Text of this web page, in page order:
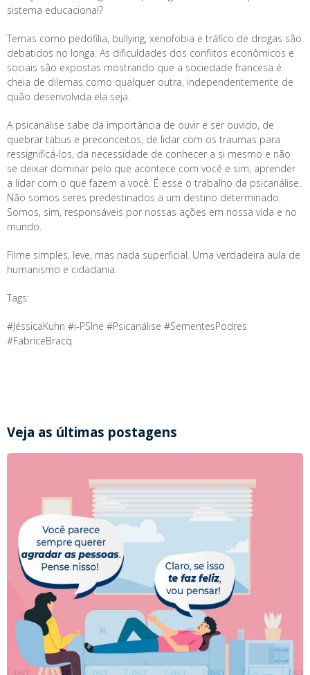
sistema educacional?
Temas como pedofilia, bullying, xenofobia e tráfico de drogas são
debatidos no longa. As dificuldades dos conflitos econômicos e
sociais são expostas mostrando que a sociedade francesa é
cheia de dilemas como qualquer outra, independentemente de
quão desenvolvida ela seja.
A psicanálise sabe da importância de ouvir e ser ouvido, de
quebrar tabus e preconceitos, de lidar com os traumas para
ressignificá-los, da necessidade de conhecer a si mesmo e não
se deixar dominar pelo que acontece com você e sim, aprender
a lidar com o que fazem a você. É esse o trabalho da psicanálise.
Não somos seres predestinados a um destino determinado.
Somos, sim, responsáveis por nossas ações em nossa vida e no
mundo.
Filme simples, leve, mas nada superficial. Uma verdadeira aula de
humanismo e cidadania.
Tags:
#JéssicaKuhn #i-PSIne #Psicanálise #SementesPodres
#FabriceBracq
Veja as últimas postagens